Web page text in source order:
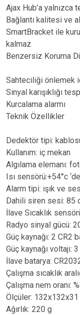
Ajax Hub’a yalnızca
Bağlantı kalitesi ve
SmartBracket ile
kalmaz
Benzersiz Koruma
Sahteciliği önlemek
Sinyal karışıklığı
Kurcalama alarmı
Teknik Özellikler
Dedektör tipi:
Kullanım: iç mekan
Algılama elemanı:
Isı sensörü:+54°c
Alarm tipi: ışık ve ses
Dahili siren sesi: 85
İlave Sıcaklık
Radyo sinyal gücü:
Güç kaynağı: 2 CR2
Güç kaynağı voltajı:
İlave batarya:
Çalışma sıcaklık
Çalışma nem oranı:
Ölçüler: 132x132x31
Ağırlık: 220 g